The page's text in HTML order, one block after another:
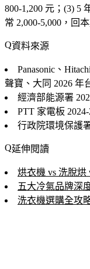
800-1,200 元；(3) 5
常 2,000-5,000， 回
資料來源
Panasonic、
聲寶、大同 2026 年
經濟部能源署
PTT 家電板
行政院環境保護
延伸閱讀
烘衣機 vs 洗脫烘
五大冷氣品牌深
洗衣機選購全攻